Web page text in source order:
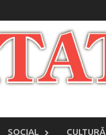
SOCIAL CULTURĂ